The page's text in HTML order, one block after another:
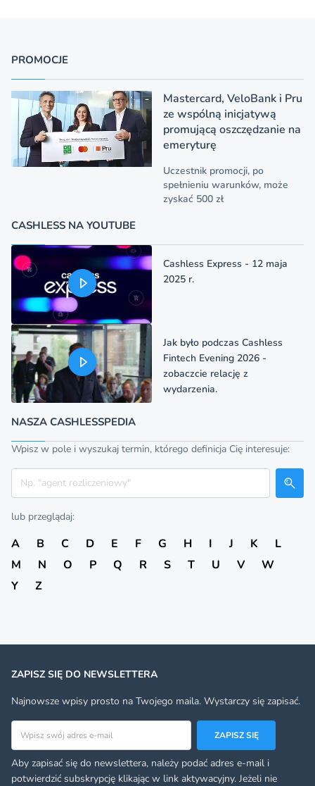
PROMOCJE
Mastercard, VeloBank i Pru
ze wspólną inicjatywą
promującą oszczędzanie na
emeryturę
Uczestnik promocji, po
spełnieniu warunków, może
zyskać 500 zł
CASHLESS NA YOUTUBE
Cashless Express - 12 maja
2025 r.
Jak było podczas Cashless
Fintech Evening 2026 -
zobaczcie relację z
wydarzenia.
NASZA CASHLESSPEDIA
Wpisz w pole i wyszukaj termin, którego definicja Cię interesuje:
Szukaj
lub przeglądaj:
A B C D E F G H I J K
L
M
N O P Q R S T U V
W
Y
Z
ZAPISZ SIĘ DO NEWSLETTERA
Najnowsze wpisy prosto na Twojego maila. Wystarczy się zapisać.
Adres email
ZAPISZ SIĘ
Aby zapisać się do newslettera, należy podać adres e-mail i
potwierdzić subskrypcję klikając w link aktywacyjny. Jeżeli nie